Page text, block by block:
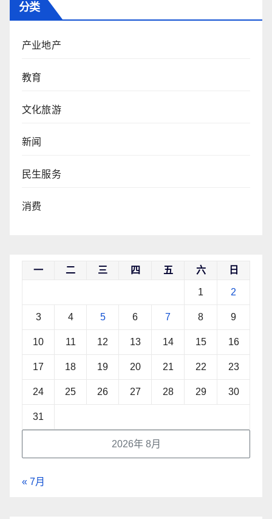
分类
产业地产
教育
文化旅游
新闻
民生服务
消费
2026年 8月
一 二 三 四 五 六 日
1 2
3 4 5 6 7 8 9
10 11 12 13 14 15 16
17 18 19 20 21 22 23
24 25 26 27 28 29 30
31
« 7月